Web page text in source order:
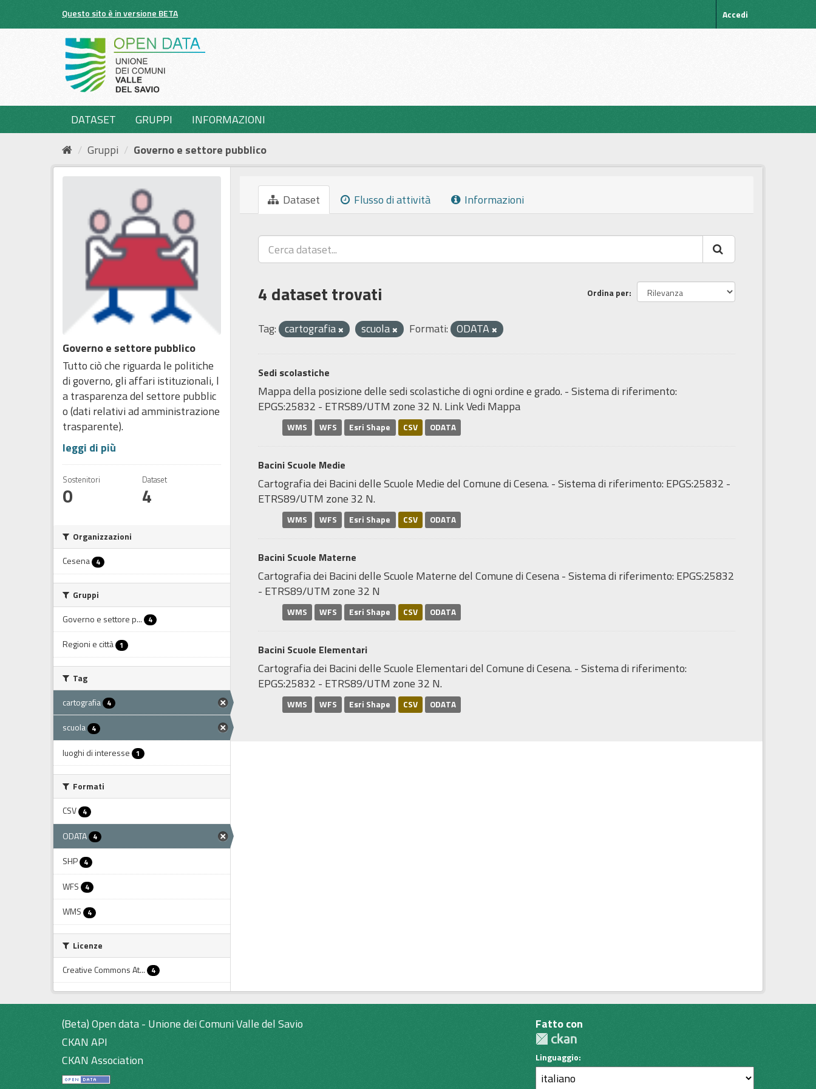
Questo sito è in versione BETA Accedi
DATASET GRUPPI
INFORMAZIONI
Gruppi
Governo e settore pubblico
Governo e settore pubblico
Tutto ciò che riguarda le politiche
di governo, gli affari istituzionali, l
a trasparenza del settore pubblic
o (dati relativi ad amministrazione
trasparente).
leggi di più
Sostenitori
0
Dataset
4
Organizzazioni
Cesena 4
Gruppi
Governo e settore p...
4
Regioni e città 1
Tag
cartografia 4
scuola 4
luoghi di interesse 1
Formati
CSV 4
ODATA 4
SHP 4
WFS 4
WMS 4
Licenze
Creative Commons At...
4
Dataset Flusso di attività Informazioni
Ordina per
4 dataset trovati
Tag: cartografia scuola Formati: ODATA
Sedi scolastiche
Mappa della posizione delle sedi scolastiche di ogni ordine e grado. - Sistema di riferimento:
EPGS:25832 - ETRS89/UTM zone 32 N. Link Vedi Mappa
WMS WFS Esri Shape CSV ODATA
Bacini Scuole Medie
Cartografia dei Bacini delle Scuole Medie del Comune di Cesena. - Sistema di riferimento: EPGS:25832 -
ETRS89/UTM zone 32 N.
WMS WFS Esri Shape CSV ODATA
Bacini Scuole Materne
Cartografia dei Bacini delle Scuole Materne del Comune di Cesena - Sistema di riferimento: EPGS:25832
- ETRS89/UTM zone 32 N
WMS WFS Esri Shape CSV ODATA
Bacini Scuole Elementari
Cartografia dei Bacini delle Scuole Elementari del Comune di Cesena. - Sistema di riferimento:
EPGS:25832 - ETRS89/UTM zone 32 N.
WMS WFS Esri Shape CSV ODATA
(Beta) Open data - Unione dei Comuni Valle del Savio
CKAN API
CKAN Association
Fatto con
Linguaggio